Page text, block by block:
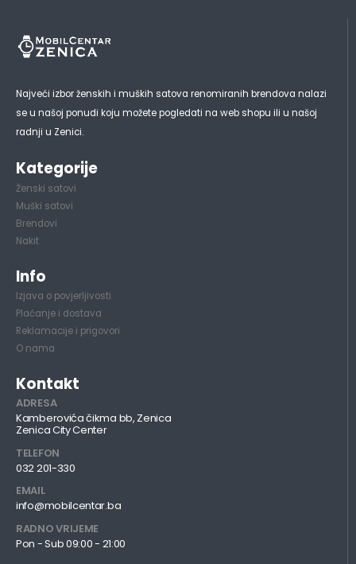
Najveći izbor ženskih i muških satova renomiranih brendova nalazi
se u našoj ponudi koju možete pogledati na web shopu ili u našoj
radnji u Zenici.
Kategorije
Ženski satovi
Muški satovi
Brendovi
Nakit
Info
Izjava o povjerljivosti
Plaćanje i dostava
Reklamacije i prigovori
O nama
Kontakt
ADRESA
Kamberovića čikma bb, Zenica
Zenica City Center
TELEFON
032 201-330
EMAIL
info@mobilcentar.ba
RADNO VRIJEME
Pon - Sub 09:00 - 21:00